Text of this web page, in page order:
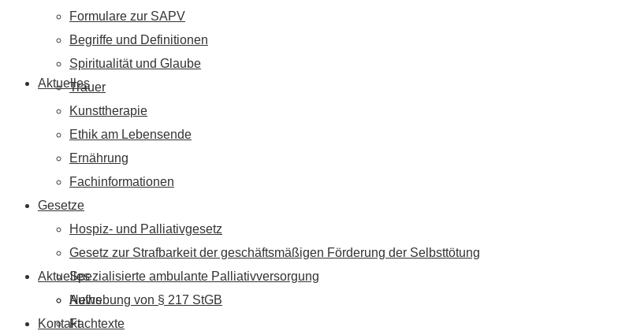
Aktuelles
Aktuelles
News
Fachtexte
Formulare zur SAPV
Begriffe und Definitionen
Spiritualität und Glaube
Trauer
Kunsttherapie
Ethik am Lebensende
Ernährung
Fachinformationen
Gesetze
Hospiz- und Palliativgesetz
Gesetz zur Strafbarkeit der geschäftsmäßigen Förderung der Selbsttötung
Spezialisierte ambulante Palliativversorgung
Aufhebung von § 217 StGB
Kontakt